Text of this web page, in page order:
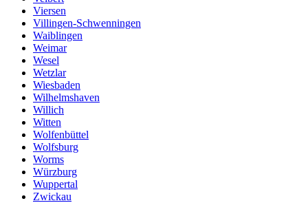
Viersen
Villingen-Schwenningen
Waiblingen
Weimar
Wesel
Wetzlar
Wiesbaden
Wilhelmshaven
Willich
Witten
Wolfenbüttel
Wolfsburg
Worms
Würzburg
Wuppertal
Zwickau